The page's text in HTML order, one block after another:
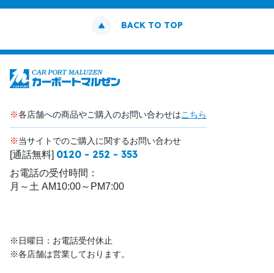
BACK TO TOP
※各店舗への商品やご購入のお問い合わせはこちら
※当サイトでのご購入に関するお問い合わせ
[通話無料] 0120 - 252 - 353
お電話の受付時間：
月～土 AM10:00～PM7:00
※日曜日：お電話受付休止
※各店舗は営業しております。